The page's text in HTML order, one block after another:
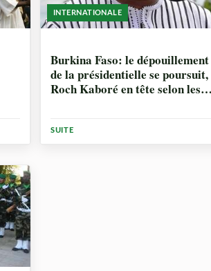
INTERNATIONALE
Burkina Faso: le dépouillement
de la présidentielle se poursuit,
Roch Kaboré en tête selon les
SUITE